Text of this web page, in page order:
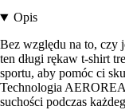
Opis
Bez względu na to, czy
ten długi rękaw t-shirt
sportu, aby pomóc ci
Technologia
suchości podczas